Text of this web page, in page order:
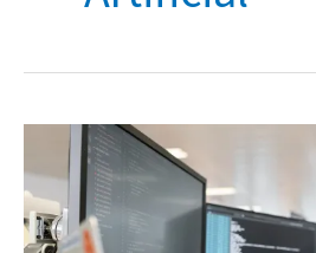
Analítica
de
datos
en